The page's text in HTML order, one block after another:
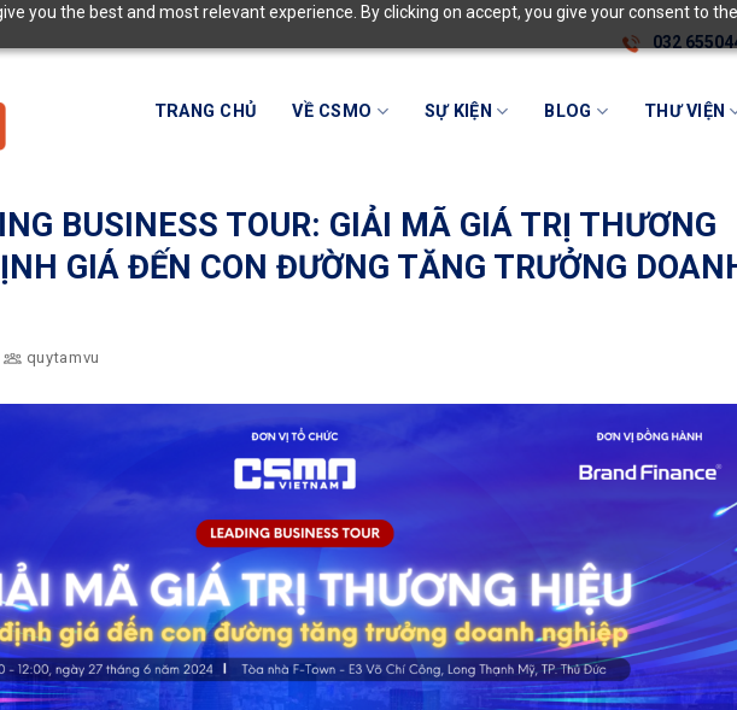
you the best and most relevant experience. By clicking on accept, you give your consent to
032
TRANG CHỦ VỀ CSMO SỰ KIỆN BLOG THƯ VIỆN
BUSINESS TOUR: GIẢI MÃ GIÁ TRỊ THƯƠNG
GIÁ ĐẾN CON ĐƯỜNG TĂNG TRƯỞNG
quytamvu